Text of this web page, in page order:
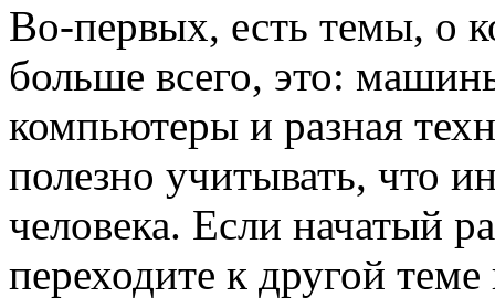
Во-первых, есть темы, о
больше всего, это:
компьютеры и разная
полезно учитывать, что
человека. Если начатый
переходите к другой